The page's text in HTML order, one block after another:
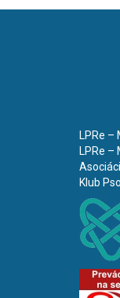
LPRe –
LPRe –
Klub